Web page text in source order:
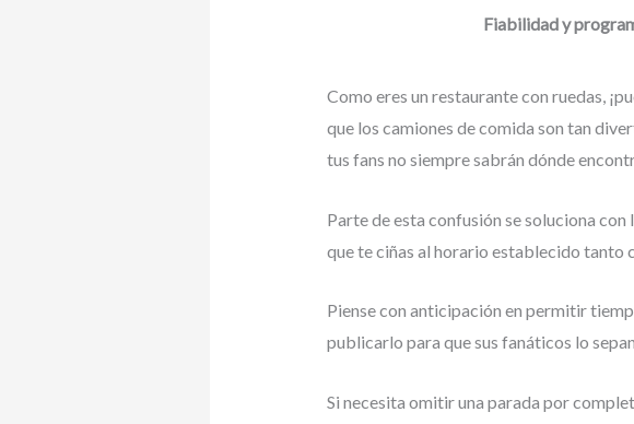
Fiabilidad y
Como eres un restaurante con ruedas,
que los camiones de comida son tan
tus fans no siempre sabrán dónde
Parte de esta confusión se soluciona
que te ciñas al horario establecido tanto
Piense con anticipación en permitir
publicarlo para que sus fanáticos lo
Si necesita omitir una parada por